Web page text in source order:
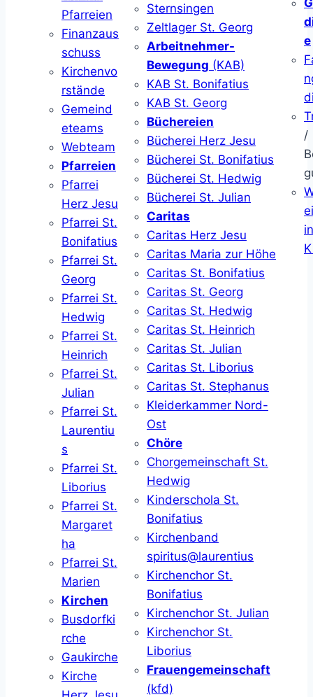
Pfarreien
Finanzaus
schuss
Kirchenvo
rstände
Gemeind
eteams
Webteam
Pfarreien
Pfarrei
Herz Jesu
Pfarrei St.
Bonifatius
Pfarrei St.
Georg
Pfarrei St.
Hedwig
Pfarrei St.
Heinrich
Pfarrei St.
Julian
Pfarrei St.
Laurentiu
s
Pfarrei St.
Liborius
Pfarrei St.
Margaret
ha
Pfarrei St.
Marien
Kirchen
Busdorfki
rche
Gaukirche
Kirche
Sternsingen
Zeltlager St. Georg
Arbeitnehmer-
Bewegung (KAB)
KAB St. Bonifatius
KAB St. Georg
Büchereien
Bücherei Herz Jesu
Bücherei St. Bonifatius
Bücherei St. Hedwig
Bücherei St. Julian
Caritas
Caritas Herz Jesu
Caritas Maria zur Höhe
Caritas St. Bonifatius
Caritas St. Georg
Caritas St. Hedwig
Caritas St. Heinrich
Caritas St. Julian
Caritas St. Liborius
Caritas St. Stephanus
Kleiderkammer Nord-
Ost
Chöre
Chorgemeinschaft St.
Hedwig
Kinderschola St.
Bonifatius
Kirchenband
spiritus@laurentius
Kirchenchor St.
Bonifatius
Kirchenchor St. Julian
Kirchenchor St.
Liborius
Frauengemeinschaft
(kfd)
e
/